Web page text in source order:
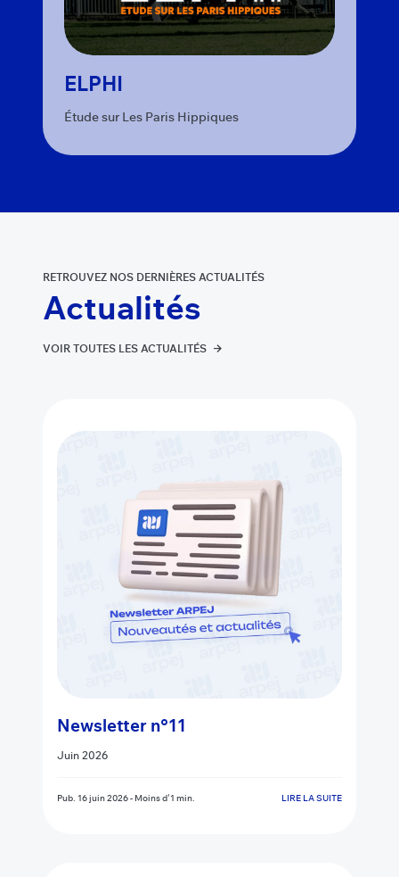
ELPHI
Étude sur Les Paris Hippiques
RETROUVEZ NOS DERNIÈRES ACTUALITÉS
Actualités
VOIR TOUTES LES ACTUALITÉS
Newsletter n°11
Juin 2026
Pub. 16 juin 2026 - Moins d'1 min. LIRE LA SUITE